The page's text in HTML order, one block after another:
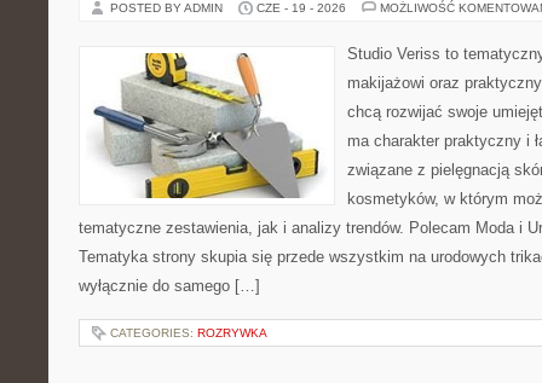
POSTED BY ADMIN CZE - 19 - 2026 MOŻLIWOŚĆ
Studio Veriss to
makijażowi oraz
chcą rozwijać swoje
ma charakter praktyczny i
związane z pielęgnacją
kosmetyków, w którym
tematyczne zestawienia, jak i analizy trendów. Polecam Moda i
Tematyka strony skupia się przede wszystkim na urodowych
wyłącznie do samego […]
CATEGORIES: ROZRYWKA